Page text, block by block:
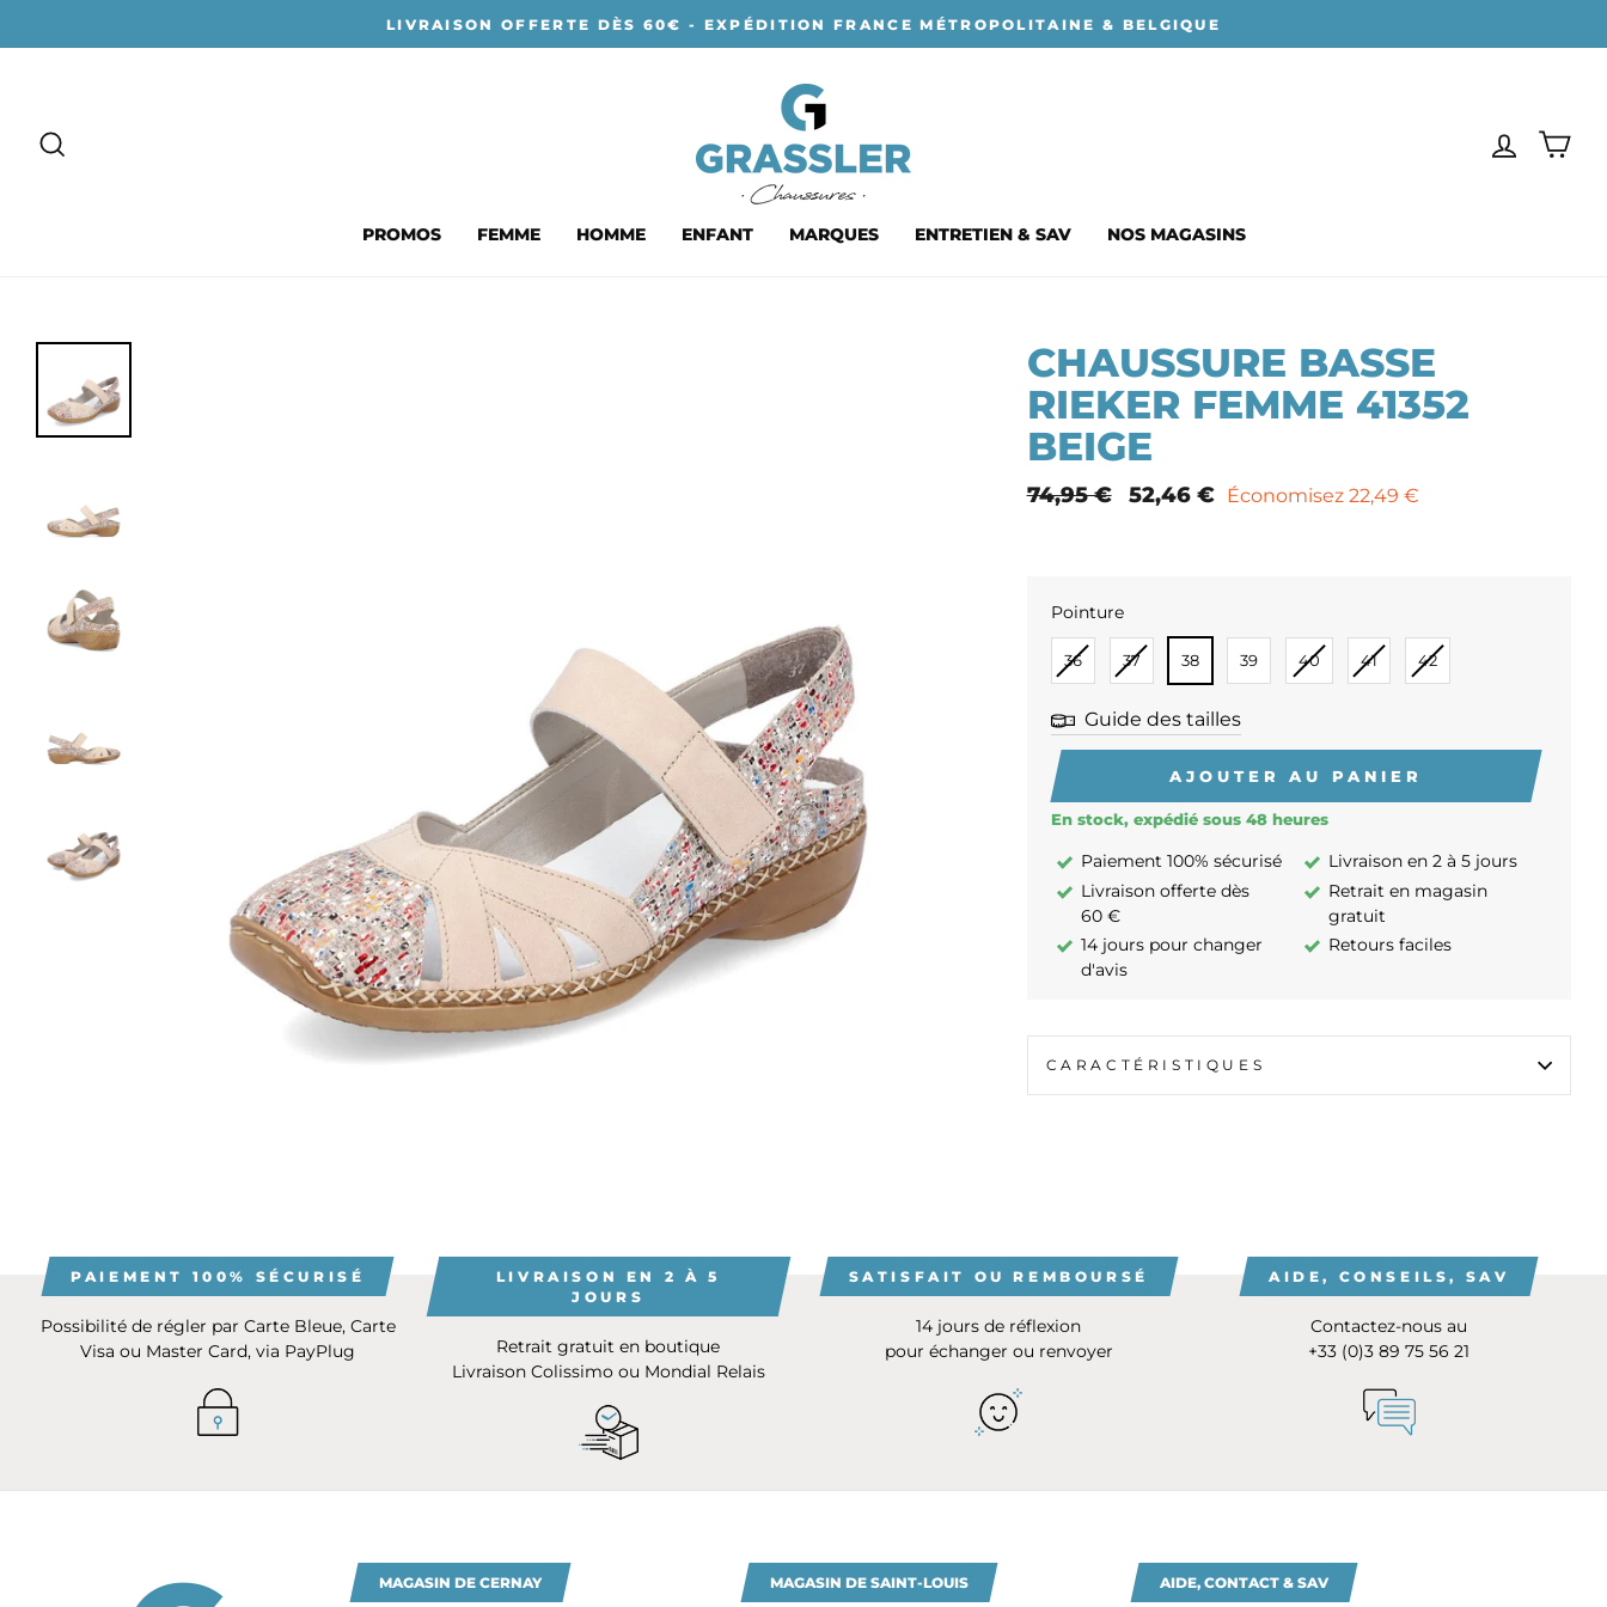
au
LIVRAISON OFFERTE DÈS 60€ - EXPÉDITION FRANCE MÉTROPOLITAINE & BELGIQUE
SE
PROMOS FEMME HOMME ENFANT MARQUES ENTRETIEN & SAV NOS MAGASINS
CHAUSSURE BASSE
RIEKER FEMME 41352
BEIGE
Prix
74,95 €
Prix
52,46 € Économisez 22,49 €
Pointure
POINTURE
36 37 38 39 40 41 42
Guide des tailles
AJOUTER AU PANIER
En stock, expédié sous 48 heures
Paiement 100% sécurisé
Livraison en 2 à 5 jours
Livraison offerte dès
60 €
Retrait en magasin
gratuit
14 jours pour changer
d'avis
Retours faciles
CARACTÉRISTIQUES
PAIEMENT 100% SÉCURISÉ
Possibilité de régler par Carte Bleue, Carte
Visa ou Master Card, via PayPlug
LIVRAISON EN 2 À 5
JOURS
Retrait gratuit en boutique
Livraison Colissimo ou Mondial Relais
SATISFAIT OU REMBOURSÉ
14 jours de réflexion
pour échanger ou renvoyer
AIDE, CONSEILS, SAV
Contactez-nous au
+33 (0)3 89 75 56 21
MAGASIN DE CERNAY MAGASIN DE SAINT-LOUIS AIDE, CONTACT & SAV